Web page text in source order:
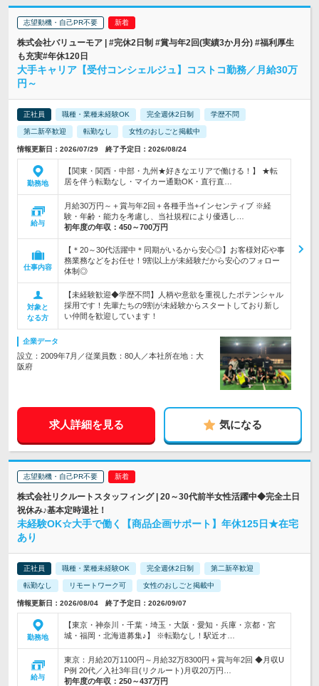
志望動機・自己PR不要
株式会社バリューモア | #完休2日制 #賞与年2回(実績3か月分) #福利厚生
も充実#年休120日
大手キャリア【受付コンシェルジュ】コストコ勤務／月給30万
円～
正社員 職種・業種未経験OK 完全週休2日制 学歴不問
第二新卒歓迎 転勤なし 女性のおしごと掲載中
情報更新日：2026/07/29 終了予定日：2026/08/24
勤務地
【関東・関西・中部・九州★好きなエリアで働ける！】 ★転
居を伴う転勤なし・マイカー通勤OK・直行直…
給与
月給30万円～＋賞与年2回＋各種手当+インセンティブ ※経
験・年齢・能力を考慮し、当社規程により優遇し…
初年度の年収： 450～700万円
仕事内容
【＊20～30代活躍中＊同期がいるから安心◎】お客様対応や事
務業務などをお任せ！9割以上が未経験だから安心のフォロー
体制◎
対象と
なる方
【未経験歓迎◆学歴不問】人柄や意欲を重視したポテンシャル
採用です！先輩たちの9割が未経験からスタートしており新し
い仲間を歓迎しています！
企業データ
設立：2009年7月／従業員数：80人／本社所在地：大
阪府
求人詳細を見る 気になる
志望動機・自己PR不要
株式会社リクルートスタッフィング | 20～30代前半女性活躍中◆完全土日
祝休み♪基本定時退社！
未経験OK☆大手で働く【商品企画サポート】年休125日★在宅
あり
正社員 職種・業種未経験OK 完全週休2日制 第二新卒歓迎
転勤なし リモートワーク可 女性のおしごと掲載中
情報更新日：2026/08/04 終了予定日：2026/09/07
勤務地
【東京・神奈川・千葉・埼玉・大阪・愛知・兵庫・京都・宮
城・福岡・北海道募集♪】 ※転勤なし！駅近オ…
給与
東京：月給20万1100円～月給32万8300円＋賞与年2回 ◆月収U
P例 20代／入社3年目(リクルート)月収20万円…
初年度の年収： 250～437万円